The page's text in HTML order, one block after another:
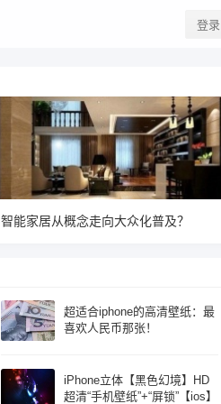
登录
智能家居从概念走向大众化普及？
超适合iphone的高清壁纸：最
喜欢人民币那张！
iPhone立体【黑色幻境】HD
超清“手机壁纸”+“屏锁”【ios】